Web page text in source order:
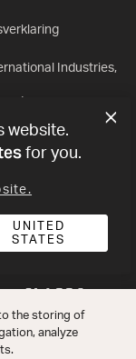
Industries,
website.
for you.
UNITED
STATES
the storing of
analyze